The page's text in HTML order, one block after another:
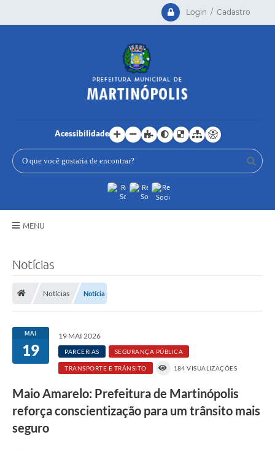
Login / Cadastro
Acessibilidade
MENU
Secretarias
Serviços Online
Transparência
LEIS MUNICIPAIS
Notícias
Notícias Notícia
MAI
19
19 MAI 2026
PARCERIAS SEGURANÇA PÚBLICA
TRANSPORTE E TRÂNSITO 184 VISUALIZAÇÕES
Maio Amarelo: Prefeitura de Martinópolis
reforça conscientização para um trânsito mais
seguro